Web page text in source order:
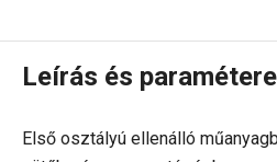
Leírás és
Első osztályú ellenálló